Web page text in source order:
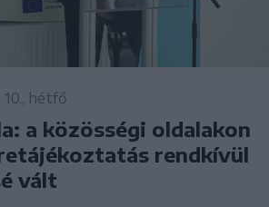
hétfő
a közösségi oldalakon
rendkívül
vált